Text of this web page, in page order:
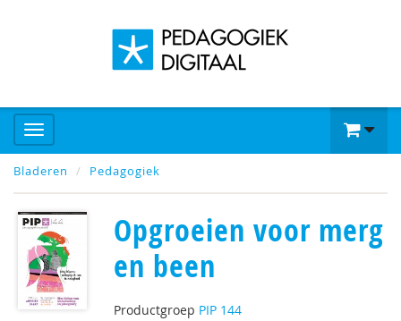
Bladeren Pedagogiek
Opgroeien voor merg
en been
Productgroep PIP 144